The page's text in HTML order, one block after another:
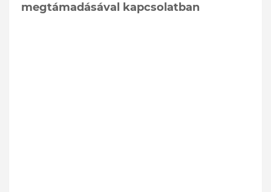
megtámadásával kapcsolatban